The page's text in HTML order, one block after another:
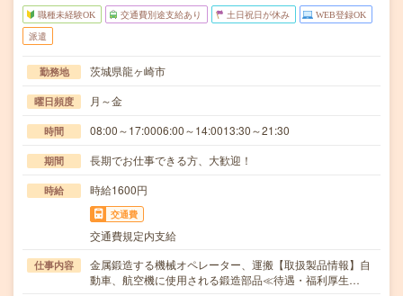
職種未経験OK 交通費別途支給あり 土日祝日が休み WEB登録OK
派遣
勤務地 茨城県龍ヶ崎市
曜日頻度 月～金
時間 08:00～17:0006:00～14:0013:30～21:30
期間 長期でお仕事できる方、大歓迎！
時給 時給1600円
交通費
交通費規定内支給
仕事内容
金属鍛造する機械オペレーター、運搬【取扱製品情報】自
動車、航空機に使用される鍛造部品≪待遇・福利厚生…